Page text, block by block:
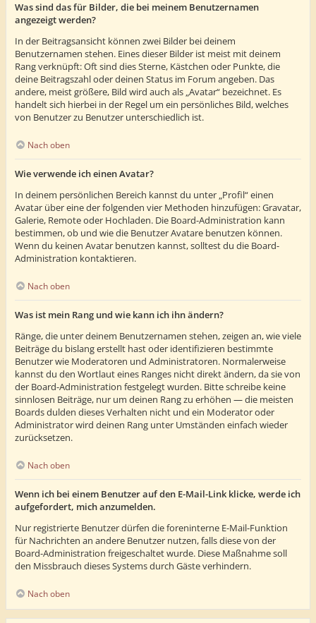
Was sind das für Bilder, die bei meinem Benutzernamen
angezeigt werden?
In der Beitragsansicht können zwei Bilder bei deinem
Benutzernamen stehen. Eines dieser Bilder ist meist mit deinem
Rang verknüpft: Oft sind dies Sterne, Kästchen oder Punkte, die
deine Beitragszahl oder deinen Status im Forum angeben. Das
andere, meist größere, Bild wird auch als „Avatar“ bezeichnet. Es
handelt sich hierbei in der Regel um ein persönliches Bild, welches
von Benutzer zu Benutzer unterschiedlich ist.
Nach oben
Wie verwende ich einen Avatar?
In deinem persönlichen Bereich kannst du unter „Profil“ einen
Avatar über eine der folgenden vier Methoden hinzufügen: Gravatar,
Galerie, Remote oder Hochladen. Die Board-Administration kann
bestimmen, ob und wie die Benutzer Avatare benutzen können.
Wenn du keinen Avatar benutzen kannst, solltest du die Board-
Administration kontaktieren.
Nach oben
Was ist mein Rang und wie kann ich ihn ändern?
Ränge, die unter deinem Benutzernamen stehen, zeigen an, wie viele
Beiträge du bislang erstellt hast oder identifizieren bestimmte
Benutzer wie Moderatoren und Administratoren. Normalerweise
kannst du den Wortlaut eines Ranges nicht direkt ändern, da sie von
der Board-Administration festgelegt wurden. Bitte schreibe keine
sinnlosen Beiträge, nur um deinen Rang zu erhöhen — die meisten
Boards dulden dieses Verhalten nicht und ein Moderator oder
Administrator wird deinen Rang unter Umständen einfach wieder
zurücksetzen.
Nach oben
Wenn ich bei einem Benutzer auf den E-Mail-Link klicke, werde ich
aufgefordert, mich anzumelden.
Nur registrierte Benutzer dürfen die foreninterne E-Mail-Funktion
für Nachrichten an andere Benutzer nutzen, falls diese von der
Board-Administration freigeschaltet wurde. Diese Maßnahme soll
den Missbrauch dieses Systems durch Gäste verhindern.
Nach oben